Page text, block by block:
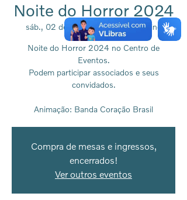
Noite do Horror 2024
sáb., 02 de nov.
  |
Associação Viking
Noite do Horror 2024 no Centro de
Eventos.
Podem participar associados e seus
convidados.
Animação: Banda Coração Brasil
Compra de mesas e ingressos,
encerrados!
Ver outros eventos